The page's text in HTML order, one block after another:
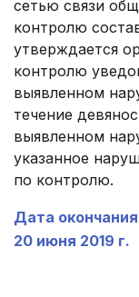
сетью связи
контролю
утверждается
контролю
выявленном
течение
выявленном
указанное
по контролю.
Дата
20 июня 2019 г.